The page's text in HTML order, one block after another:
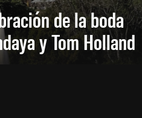
de la boda
y Tom Holland